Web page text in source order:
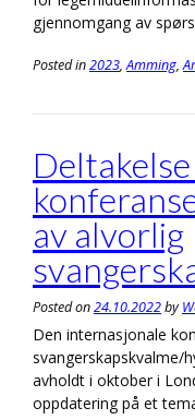
gjennomgang av
Posted in2023,Amming,
av alvorlig
Posted on24.10.2022by
Den internasjonale
svangerskapskvalme/
avholdt i oktober i
oppdatering på et